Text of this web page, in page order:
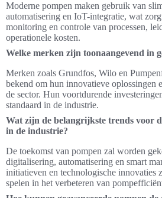
Moderne pompen maken gebruik van
automatisering en IoT-integratie, wat
monitoring en controle van processen,
operationele kosten.
Welke merken zijn toonaangevend in
Merken zoals Grundfos, Wilo en
bekend om hun innovatieve oplossingen
de sector. Hun voortdurende
standaard in de industrie.
Wat zijn de belangrijkste trends voor
in de industrie?
De toekomst van pompen zal worden
digitalisering, automatisering en smart
initiatieven en technologische innovaties
spelen in het verbeteren van